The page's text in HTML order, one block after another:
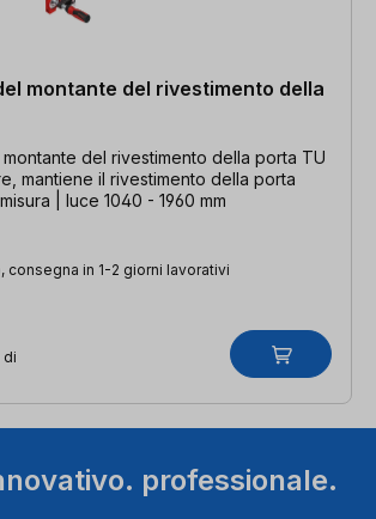
montante del rivestimento della
del rivestimento della porta TU
mantiene il rivestimento della porta
| luce 1040 - 1960 mm
consegna in 1-2 giorni lavorativi
di
professionale.